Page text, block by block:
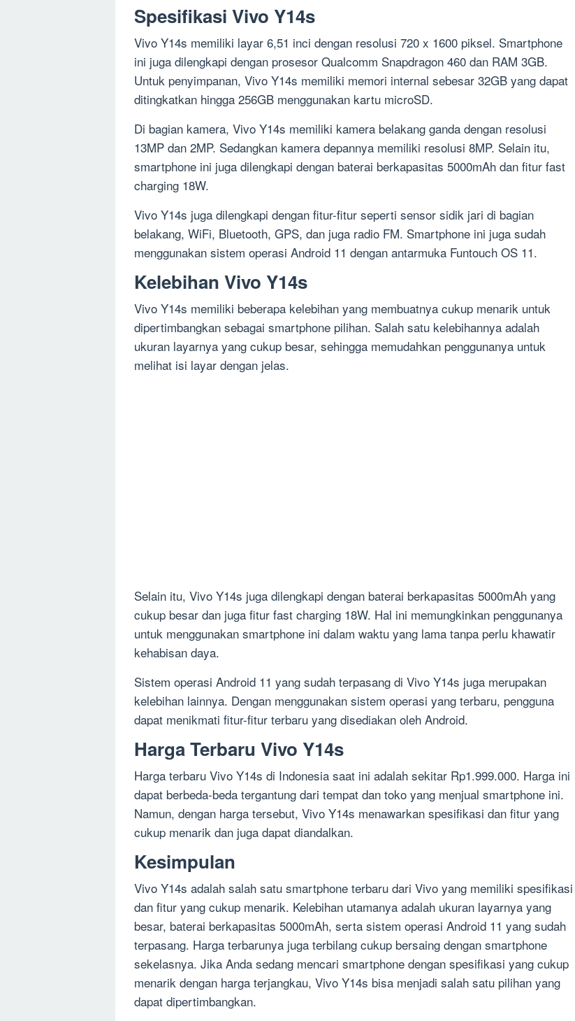
Spesifikasi Vivo Y14s
Vivo Y14s memiliki layar 6,51 inci dengan resolusi 720 x 1600 piksel. Smartphone
ini juga dilengkapi dengan prosesor Qualcomm Snapdragon 460 dan RAM 3GB.
Untuk penyimpanan, Vivo Y14s memiliki memori internal sebesar 32GB yang dapat
ditingkatkan hingga 256GB menggunakan kartu microSD.
Di bagian kamera, Vivo Y14s memiliki kamera belakang ganda dengan resolusi
13MP dan 2MP. Sedangkan kamera depannya memiliki resolusi 8MP. Selain itu,
smartphone ini juga dilengkapi dengan baterai berkapasitas 5000mAh dan fitur fast
charging 18W.
Vivo Y14s juga dilengkapi dengan fitur-fitur seperti sensor sidik jari di bagian
belakang, WiFi, Bluetooth, GPS, dan juga radio FM. Smartphone ini juga sudah
menggunakan sistem operasi Android 11 dengan antarmuka Funtouch OS 11.
Kelebihan Vivo Y14s
Vivo Y14s memiliki beberapa kelebihan yang membuatnya cukup menarik untuk
dipertimbangkan sebagai smartphone pilihan. Salah satu kelebihannya adalah
ukuran layarnya yang cukup besar, sehingga memudahkan penggunanya untuk
melihat isi layar dengan jelas.
Selain itu, Vivo Y14s juga dilengkapi dengan baterai berkapasitas 5000mAh yang
cukup besar dan juga fitur fast charging 18W. Hal ini memungkinkan penggunanya
untuk menggunakan smartphone ini dalam waktu yang lama tanpa perlu khawatir
kehabisan daya.
Sistem operasi Android 11 yang sudah terpasang di Vivo Y14s juga merupakan
kelebihan lainnya. Dengan menggunakan sistem operasi yang terbaru, pengguna
dapat menikmati fitur-fitur terbaru yang disediakan oleh Android.
Harga Terbaru Vivo Y14s
Harga terbaru Vivo Y14s di Indonesia saat ini adalah sekitar Rp1.999.000. Harga ini
dapat berbeda-beda tergantung dari tempat dan toko yang menjual smartphone ini.
Namun, dengan harga tersebut, Vivo Y14s menawarkan spesifikasi dan fitur yang
cukup menarik dan juga dapat diandalkan.
Kesimpulan
Vivo Y14s adalah salah satu smartphone terbaru dari Vivo yang memiliki spesifikasi
dan fitur yang cukup menarik. Kelebihan utamanya adalah ukuran layarnya yang
besar, baterai berkapasitas 5000mAh, serta sistem operasi Android 11 yang sudah
terpasang. Harga terbarunya juga terbilang cukup bersaing dengan smartphone
sekelasnya. Jika Anda sedang mencari smartphone dengan spesifikasi yang cukup
menarik dengan harga terjangkau, Vivo Y14s bisa menjadi salah satu pilihan yang
dapat dipertimbangkan.